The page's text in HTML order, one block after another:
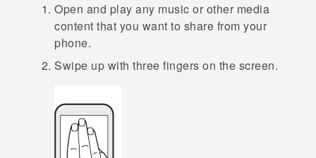
Open and play any music or other media
content that you want to share from your
phone.
Swipe up with three fingers on the screen.